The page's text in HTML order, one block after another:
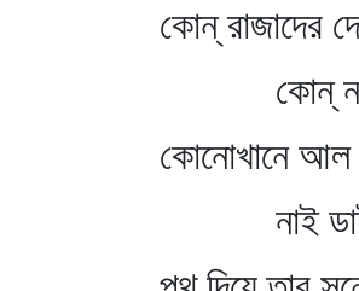
কোন্‌ রাজাদের
কোন্‌
কোনোখানে আল
নাই